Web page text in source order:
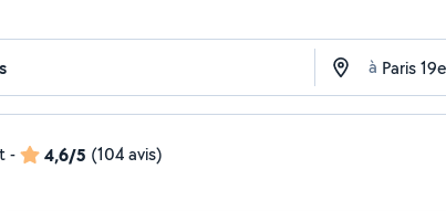
à
- 4,6/5 (104 avis)